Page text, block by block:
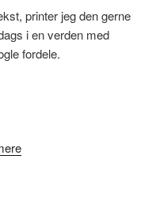
printer jeg den gerne
i en verden med
fordele.